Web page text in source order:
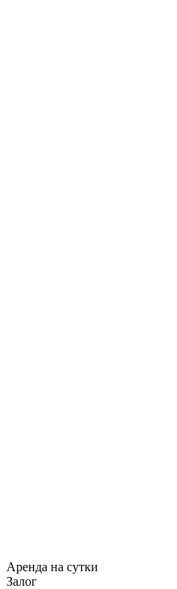
Аренда на сутки
Залог